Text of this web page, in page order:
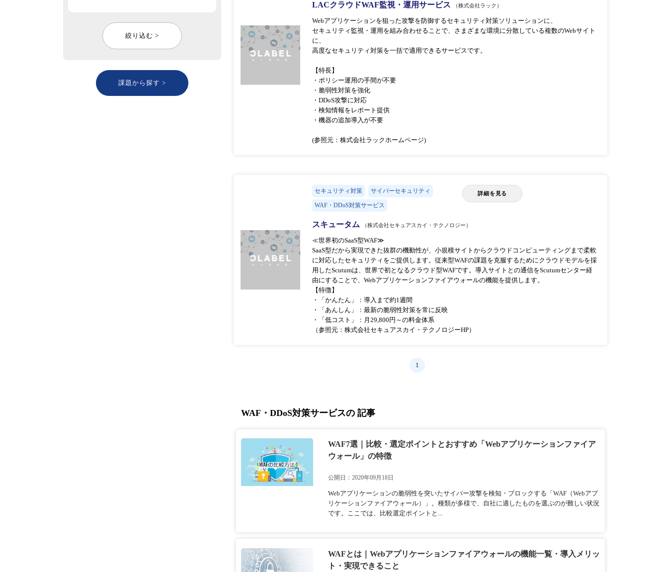
絞り込む >
課題から探す >
LACクラウドWAF監視・運用サービス （株式会社ラック）
Webアプリケーションを狙った攻撃を防御するセキュリティ対策ソリューションに、
セキュリティ監視・運用を組み合わせることで、さまざまな環境に分散している複数のWebサイト
に、
高度なセキュリティ対策を一括で適用できるサービスです。
【特長】
・ポリシー運用の手間が不要
・脆弱性対策を強化
・DDoS攻撃に対応
・検知情報をレポート提供
・機器の追加導入が不要
(参照元：株式会社ラックホームページ)
セキュリティ対策 サイバーセキュリティ
WAF・DDoS対策サービス
詳細を見る
スキュータム （株式会社セキュアスカイ・テクノロジー）
≪世界初のSaaS型WAF≫
SaaS型だから実現できた抜群の機動性が、小規模サイトからクラウドコンピューティングまで柔軟
に対応したセキュリティをご提供します。従来型WAFの課題を克服するためにクラウドモデルを採
用したScutumは、世界で初となるクラウド型WAFです。導入サイトとの通信をScutumセンター経
由にすることで、Webアプリケーションファイアウォールの機能を提供します。
【特徴】
・「かんたん」：導入まで約1週間
・「あんしん」：最新の脆弱性対策を常に反映
・「低コスト」：月29,800円～の料金体系
（参照元：株式会社セキュアスカイ・テクノロジーHP）
1
WAF・DDoS対策サービスの 記事
WAF7選｜比較・選定ポイントとおすすめ「Webアプリケーションファイア
ウォール」の特徴
公開日：2020年09月18日
Webアプリケーションの脆弱性を突いたサイバー攻撃を検知・ブロックする「WAF（Webアプ
リケーションファイアウォール）」。種類が多様で、自社に適したものを選ぶのが難しい状況
です。ここでは、比較選定ポイントと...
WAFとは｜Webアプリケーションファイアウォールの機能一覧・導入メリッ
ト・実現できること